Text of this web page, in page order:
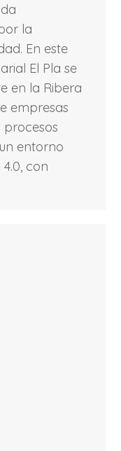
la
En este
El Pla se
en la Ribera
empresas
procesos
entorno
con